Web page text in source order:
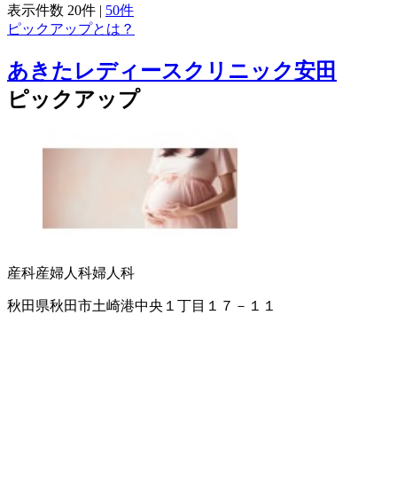
表示件数 20件 | 50件
ピックアップとは？
あきたレディースクリニック安田
ピックアップ
産科産婦人科婦人科
秋田県秋田市土崎港中央１丁目１７－１１